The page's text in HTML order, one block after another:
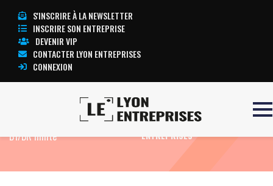
S'INSCRIRE À LA NEWSLETTER
INSCRIRE SON ENTREPRISE
DEVENIR VIP
CONTACTER LYON ENTREPRISES
CONNEXION
Formation Electricien
B1/BR limité
TOUTE L’ACTUALITÉ LYON
ENTREPRISES